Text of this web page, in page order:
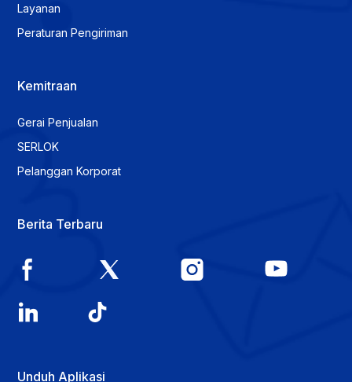
Layanan
Peraturan Pengiriman
Kemitraan
Gerai Penjualan
SERLOK
Pelanggan Korporat
Berita Terbaru
Unduh Aplikasi